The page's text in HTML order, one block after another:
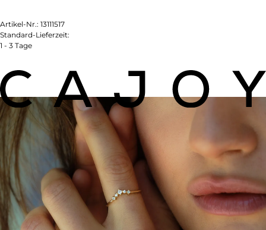
Artikel-Nr.: 13111517
Standard-Lieferzeit:
1 - 3 Tage